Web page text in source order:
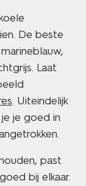
De beste
Laat
. Uiteindelijk
je goed in
past
bij elkaar.